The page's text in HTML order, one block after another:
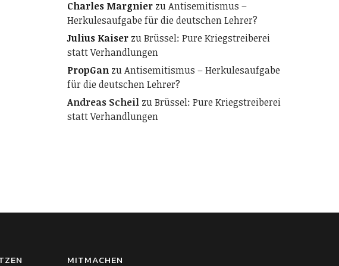
Charles MargnierzuAntisemitismus –
Herkulesaufgabe für die deutschen Lehrer?
Julius KaiserzuBrüssel: Pure Kriegstreiberei
statt Verhandlungen
PropGanzuAntisemitismus – Herkulesaufgabe
für die deutschen Lehrer?
Andreas ScheilzuBrüssel: Pure Kriegstreiberei
statt Verhandlungen
MITMACHEN